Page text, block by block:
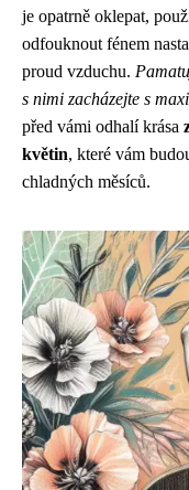
je opatrně oklepat,
odfouknout fénem
proud vzduchu.
s nimi zacházejte s
před vámi odhalí krása
květin, které vám
chladných měsíců.